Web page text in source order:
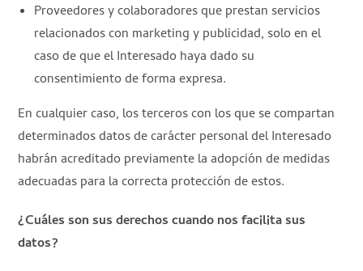
Proveedores y colaboradores que prestan servicios
relacionados con marketing y publicidad, solo en el
caso de que el Interesado haya dado su
consentimiento de forma expresa.
En cualquier caso, los terceros con los que se compartan
determinados datos de carácter personal del Interesado
habrán acreditado previamente la adopción de medidas
adecuadas para la correcta protección de estos.
¿Cuáles son sus derechos cuando nos facilita sus
datos?